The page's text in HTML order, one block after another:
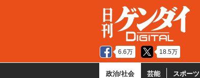
6.6万 18.5万
政治/社会 芸能 スポーツ